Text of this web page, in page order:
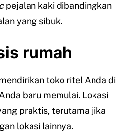
pejalan kaki dibandingkan
yang sibuk.
rumah
toko ritel Anda di
baru memulai. Lokasi
praktis, terutama jika
lokasi lainnya.